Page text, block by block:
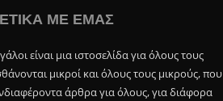
ΜΕ ΕΜΆΣ
είναι μια ιστοσελίδα για όλους τους
μικροί και όλους τους μικρούς, που
άρθρα για όλους, για διάφορα